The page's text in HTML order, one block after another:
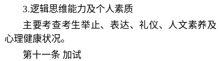
3.逻辑思维能力及个人素质
主要考查考生举止、表达、礼仪、人文素养及
心理健康状况。
第十一条 加试